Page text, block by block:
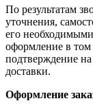
По результатам
уточнения,
его
оформление в том
подтверждение
доставки.
Оформление